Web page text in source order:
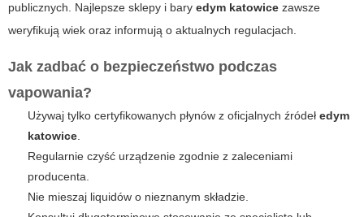
publicznych. Najlepsze sklepy i bary edym katowice zawsze
weryfikują wiek oraz informują o aktualnych regulacjach.
Jak zadbać o bezpieczeństwo podczas
vapowania?
Używaj tylko certyfikowanych płynów z oficjalnych źródeł edym
katowice.
Regularnie czyść urządzenie zgodnie z zaleceniami
producenta.
Nie mieszaj liquidów o nieznanym składzie.